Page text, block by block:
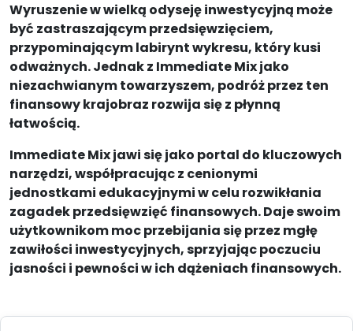
Wyruszenie w wielką odyseję inwestycyjną może
być zastraszającym przedsięwzięciem,
przypominającym labirynt wykresu, który kusi
odważnych. Jednak z Immediate Mix jako
niezachwianym towarzyszem, podróż przez ten
finansowy krajobraz rozwija się z płynną
łatwością.
Immediate Mix jawi się jako portal do kluczowych
narzędzi, współpracując z cenionymi
jednostkami edukacyjnymi w celu rozwikłania
zagadek przedsięwzięć finansowych. Daje swoim
użytkownikom moc przebijania się przez mgłę
zawiłości inwestycyjnych, sprzyjając poczuciu
jasności i pewności w ich dążeniach finansowych.